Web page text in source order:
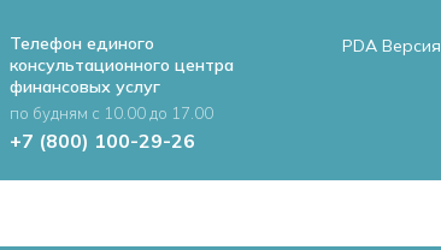
Телефон единого
консультационного центра
финансовых услуг
по будням с 10.00 до 17.00
+7 (800) 100-29-26
PDA Версия